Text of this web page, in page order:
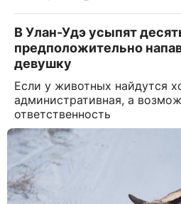
В Улан-Удэ усыпят
предположительно
девушку
Если у животных найдутся
административная, а
ответственность